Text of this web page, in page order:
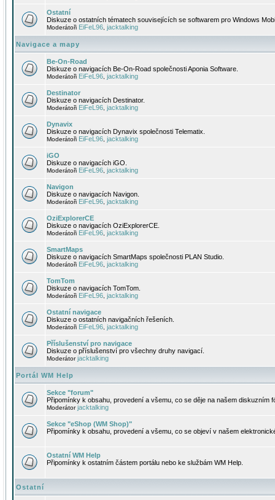
Ostatní
Diskuze o ostatních tématech souvisejících se softwarem pro Windows
Moderátoři EiFeL96 jacktalking
Navigace a mapy
Be-On-Road
Diskuze o navigacích Be-On-Road společnosti Aponia Software.
Moderátoři EiFeL96 jacktalking
Destinator
Diskuze o navigacích Destinator.
Moderátoři EiFeL96 jacktalking
Dynavix
Diskuze o navigacích Dynavix společnosti Telematix.
Moderátoři EiFeL96 jacktalking
iGO
Diskuze o navigacích iGO.
Moderátoři EiFeL96 jacktalking
Navigon
Diskuze o navigacích Navigon.
Moderátoři EiFeL96 jacktalking
OziExplorerCE
Diskuze o navigacích OziExplorerCE.
Moderátoři EiFeL96 jacktalking
SmartMaps
Diskuze o navigacích SmartMaps společnosti PLAN Studio.
Moderátoři EiFeL96 jacktalking
TomTom
Diskuze o navigacích TomTom.
Moderátoři EiFeL96 jacktalking
Ostatní navigace
Diskuze o ostatních navigačních řešeních.
Moderátoři EiFeL96 jacktalking
Příslušenství pro navigace
Diskuze o příslušenství pro všechny druhy navigací.
Moderátorjacktalking
Portál WM Help
Sekce "forum"
Připomínky k obsahu, provedení a všemu, co se děje na našem diskuzním
Moderátorjacktalking
Sekce "eShop (WM Shop)"
Připomínky k obsahu, provedení a všemu, co se objeví v našem
Ostatní WM Help
Připomínky k ostatním částem portálu nebo ke službám WM Help.
Ostatní